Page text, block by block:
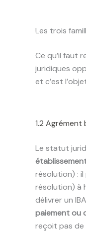
Les trois
Ce qu’il faut
juridiques
et c’est
1.2
Le statut
résolution) :
résolution) à
délivrer un
paiement ou
reçoit pas de